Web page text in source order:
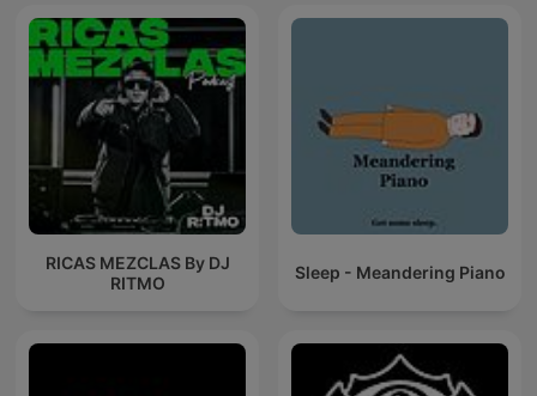
RICAS MEZCLAS By DJ
RITMO
Sleep - Meandering Piano